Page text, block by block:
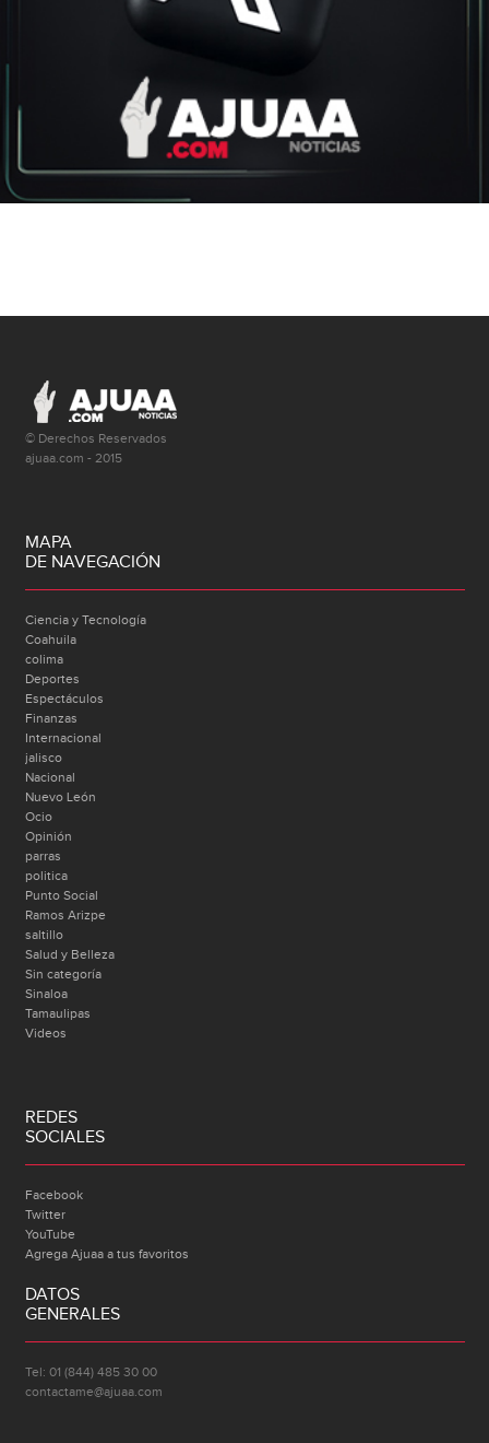
© Derechos Reservados
ajuaa.com - 2015
MAPA
DE NAVEGACIÓN
Ciencia y Tecnología
Coahuila
colima
Deportes
Espectáculos
Finanzas
Internacional
jalisco
Nacional
Nuevo León
Ocio
Opinión
parras
politica
Punto Social
Ramos Arizpe
saltillo
Salud y Belleza
Sin categoría
Sinaloa
Tamaulipas
Videos
REDES
SOCIALES
Facebook
Twitter
YouTube
Agrega Ajuaa a tus favoritos
DATOS
GENERALES
Tel: 01 (844) 485 30 00
contactame@ajuaa.com